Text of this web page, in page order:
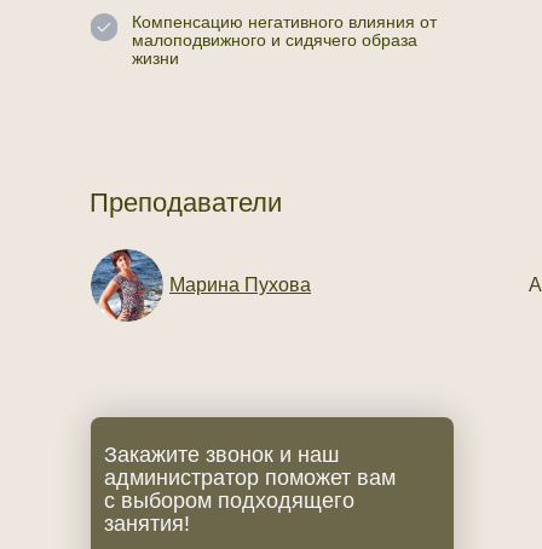
Компенсацию негативного влияния от
малоподвижного и сидячего образа
жизни
Преподаватели
Марина Пухова
Закажите звонок и наш
администратор поможет вам
с выбором подходящего
занятия!